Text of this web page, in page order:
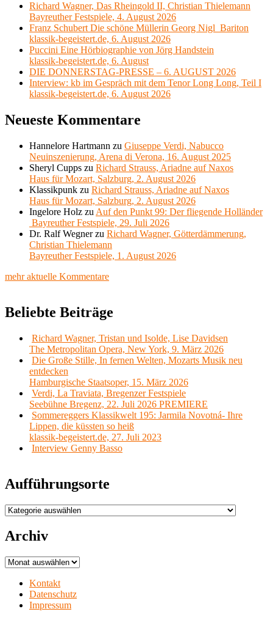
Richard Wagner, Das Rheingold II, Christian Thielemann
Bayreuther Festspiele, 4. August 2026
Franz Schubert Die schöne Müllerin Georg Nigl Bariton
klassik-begeistert.de, 6. August 2026
Puccini Eine Hörbiographie von Jörg Handstein
klassik-begeistert.de, 6. August
DIE DONNERSTAG-PRESSE – 6. AUGUST 2026
Interview: kb im Gespräch mit dem Tenor Long Long, Teil I
klassik-begeistert.de, 6. August 2026
Neueste Kommentare
Hannelore Hartmann zu Giuseppe Verdi, Nabucco
Neuinszenierung, Arena di Verona, 16. August 2025
Sheryl Cupps zu Richard Strauss, Ariadne auf Naxos
Haus für Mozart, Salzburg, 2. August 2026
Klassikpunk zu Richard Strauss, Ariadne auf Naxos
Haus für Mozart, Salzburg, 2. August 2026
Ingelore Holz zu Auf den Punkt 99: Der fliegende Holländer
Bayreuther Festspiele, 29. Juli 2026
Dr. Ralf Wegnerzu Richard Wagner, Götterdämmerung,
Christian Thielemann
Bayreuther Festspiele, 1. August 2026
mehr aktuelle Kommentare
Beliebte Beiträge
Richard Wagner, Tristan und Isolde, Lise Davidsen
The Metropolitan Opera, New York, 9. März 2026
Die Große Stille, In fernen Welten, Mozarts Musik neu
entdecken
Hamburgische Staatsoper, 15. März 2026
Verdi, La Traviata, Bregenzer Festspiele
Seebühne Bregenz, 22. Juli 2026 PREMIERE
Sommereggers Klassikwelt 195: Jarmila Novotná- Ihre
Lippen, die küssten so heiß
klassik-begeistert.de, 27. Juli 2023
Interview Genny Basso
Aufführungsorte
Aufführungsorte
Archiv
Archiv
Kontakt
Datenschutz
Impressum